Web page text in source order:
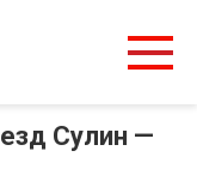
Сулин —